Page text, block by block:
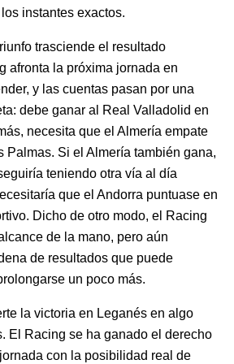
instantes exactos.
trasciende el resultado
afronta la próxima jornada en
y las cuentas pasan por una
debe ganar al Real Valladolid en
necesita que el Almería empate
Palmas. Si el Almería también gana,
teniendo otra vía al día
que el Andorra puntuase en
Dicho de otro modo, el Racing
de la mano, pero aún
de resultados que puede
un poco más.
la victoria en Leganés en algo
El Racing se ha ganado el derecho
con la posibilidad real de